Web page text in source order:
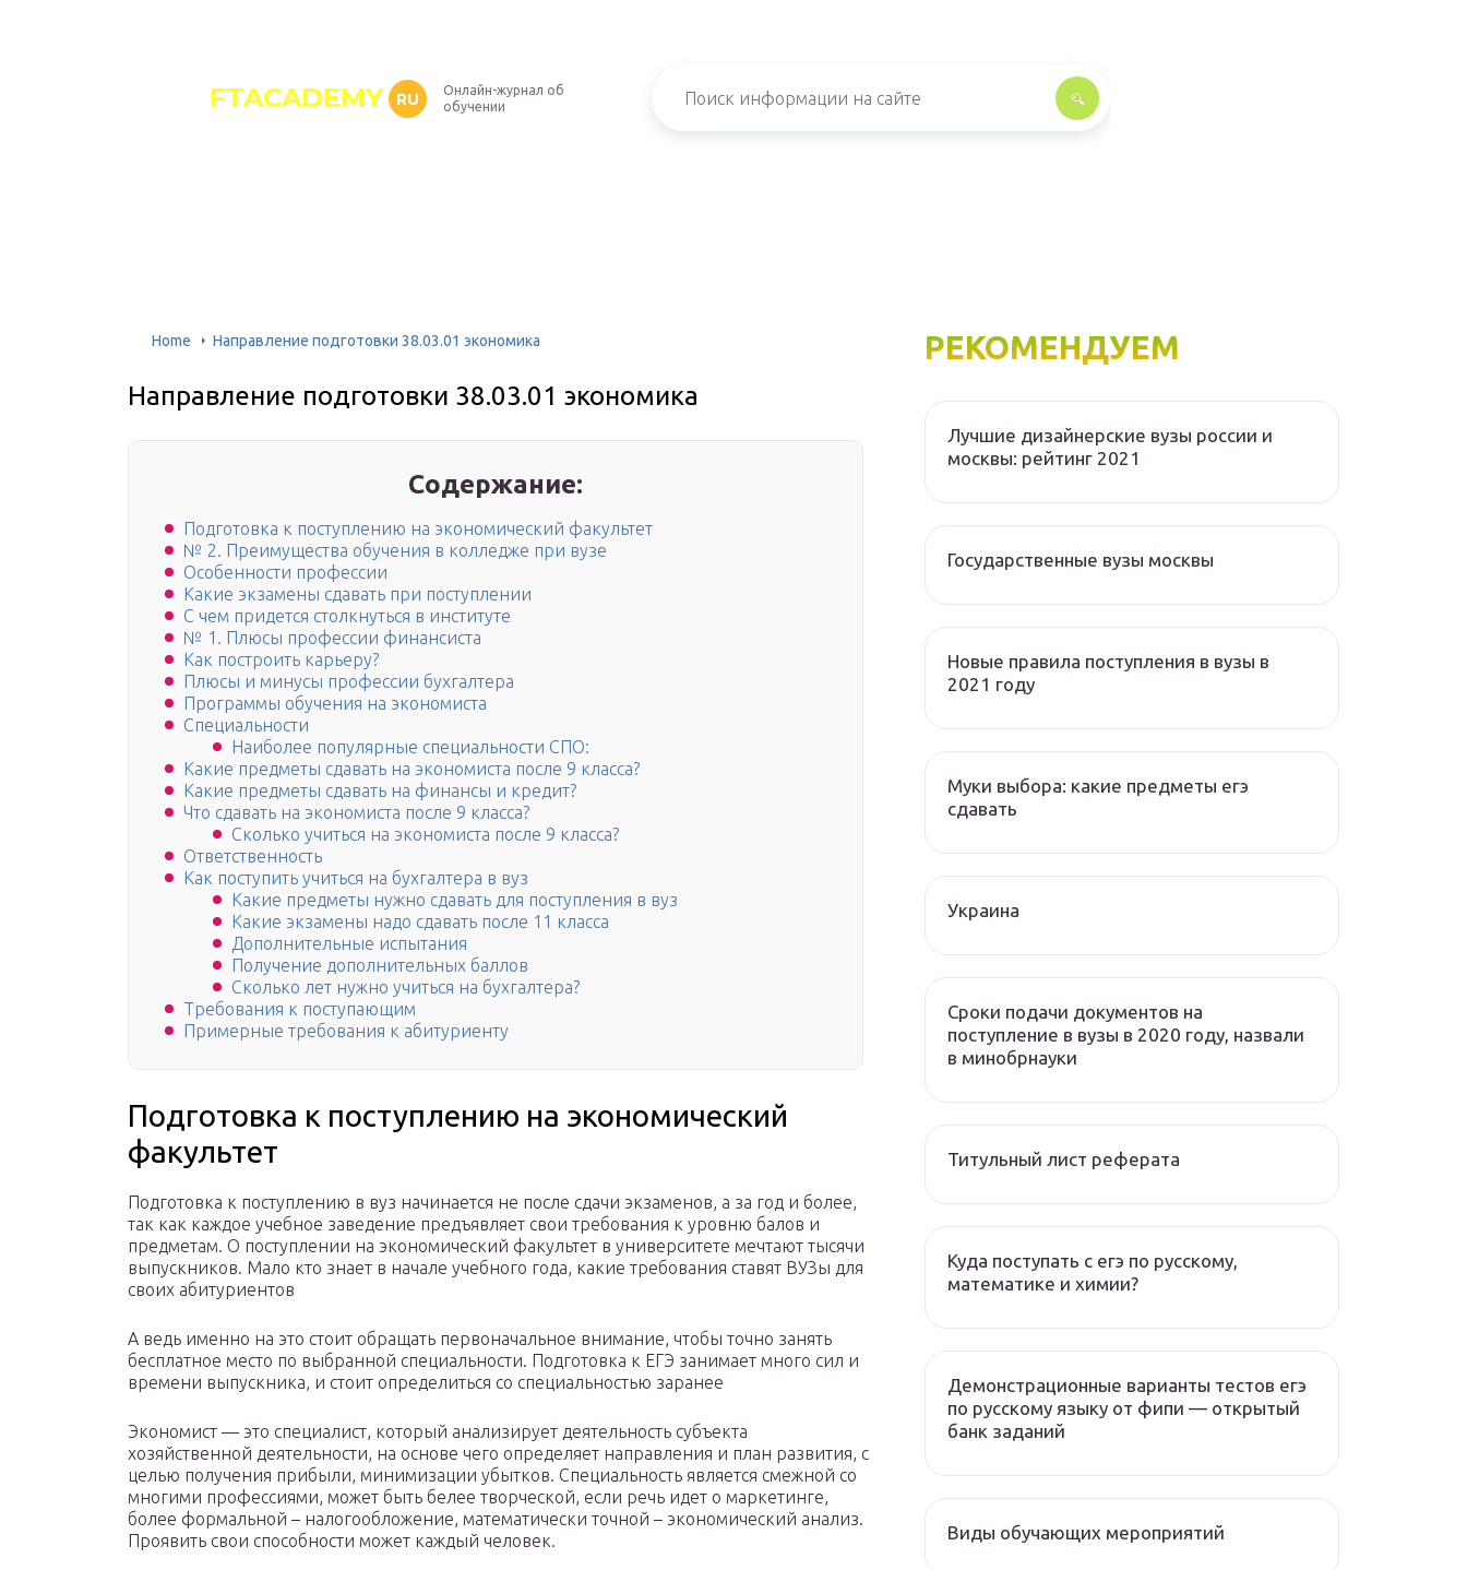
FTACADEMY RU
Онлайн-журнал об
обучении
Home Направление подготовки 38.03.01 экономика
Направление подготовки 38.03.01 экономика
Содержание:
Подготовка к поступлению на экономический факультет
№ 2. Преимущества обучения в колледже при вузе
Особенности профессии
Какие экзамены сдавать при поступлении
С чем придется столкнуться в институте
№ 1. Плюсы профессии финансиста
Как построить карьеру?
Плюсы и минусы профессии бухгалтера
Программы обучения на экономиста
Специальности
Наиболее популярные специальности СПО:
Какие предметы сдавать на экономиста после 9 класса?
Какие предметы сдавать на финансы и кредит?
Что сдавать на экономиста после 9 класса?
Сколько учиться на экономиста после 9 класса?
Ответственность
Как поступить учиться на бухгалтера в вуз
Какие предметы нужно сдавать для поступления в вуз
Какие экзамены надо сдавать после 11 класса
Дополнительные испытания
Получение дополнительных баллов
Сколько лет нужно учиться на бухгалтера?
Требования к поступающим
Примерные требования к абитуриенту
Подготовка к поступлению на экономический
факультет
Подготовка к поступлению в вуз начинается не после сдачи экзаменов, а за год и более,
так как каждое учебное заведение предъявляет свои требования к уровню балов и
предметам. О поступлении на экономический факультет в университете мечтают тысячи
выпускников. Мало кто знает в начале учебного года, какие требования ставят ВУЗы для
своих абитуриентов
А ведь именно на это стоит обращать первоначальное внимание, чтобы точно занять
бесплатное место по выбранной специальности. Подготовка к ЕГЭ занимает много сил и
времени выпускника, и стоит определиться со специальностью заранее
Экономист — это специалист, который анализирует деятельность субъекта
хозяйственной деятельности, на основе чего определяет направления и план развития, с
целью получения прибыли, минимизации убытков. Специальность является смежной со
многими профессиями, может быть белее творческой, если речь идет о маркетинге,
более формальной – налогообложение, математически точной – экономический анализ.
Проявить свои способности может каждый человек.
РЕКОМЕНДУЕМ
Лучшие дизайнерские вузы россии и
москвы: рейтинг 2021
Государственные вузы москвы
Новые правила поступления в вузы в
2021 году
Муки выбора: какие предметы егэ
сдавать
Украина
Сроки подачи документов на
поступление в вузы в 2020 году, назвали
в минобрнауки
Титульный лист реферата
Куда поступать с егэ по русскому,
математике и химии?
Демонстрационные варианты тестов егэ
по русскому языку от фипи — открытый
банк заданий
Виды обучающих мероприятий